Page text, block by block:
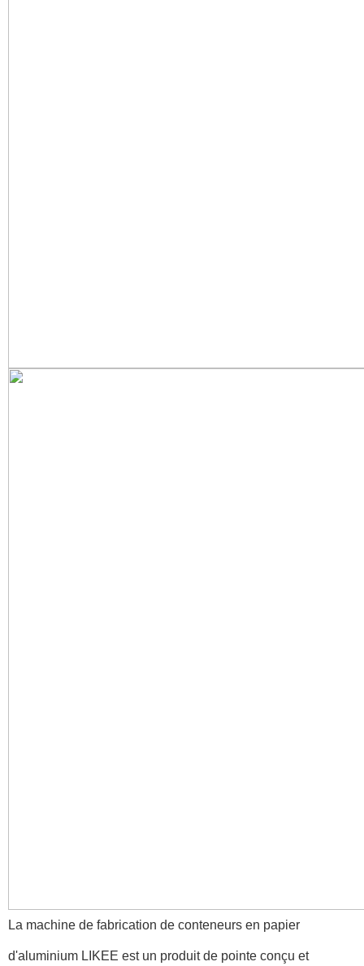
La machine de fabrication de conteneurs en papier
d'aluminium LIKEE est un produit de pointe conçu et